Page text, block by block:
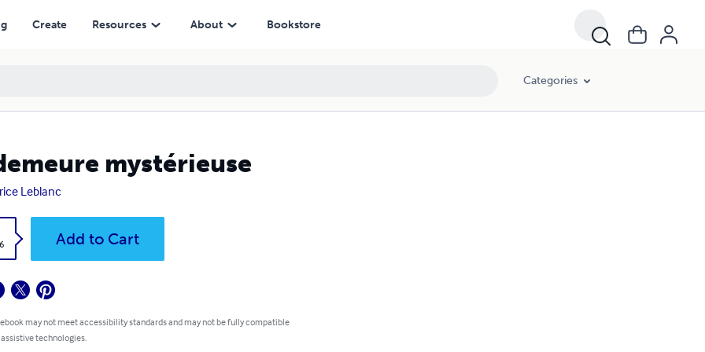
Create Resources About Bookstore
Categories
mystérieuse
Leblanc
Add to Cart
may not meet accessibility standards and may not be fully compatible
technologies.